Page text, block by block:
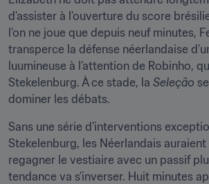
d’assister à l’ouverture du score
l’on ne joue que depuis neuf minutes,
transperce la défense néerlandaise
luumineuse à l’attention de Robinho,
Stekelenburg. À ce stade, la Seleção
dominer les débats.
Sans une série d’interventions
Stekelenburg, les Néerlandais
regagner le vestiaire avec un passif
tendance va s’inverser. Huit minutes